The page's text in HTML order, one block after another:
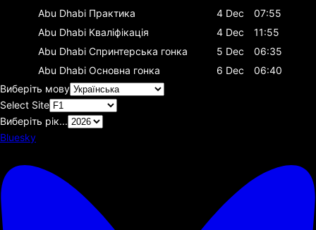
Abu Dhabi Практика 4 Dec
07:55
Abu Dhabi Кваліфікація 4 Dec
11:55
Abu Dhabi Спринтерська гонка 5 Dec
06:35
Abu Dhabi Основна гонка 6 Dec
06:40
Виберіть мову
Select Site
Виберіть рік...
Bluesky